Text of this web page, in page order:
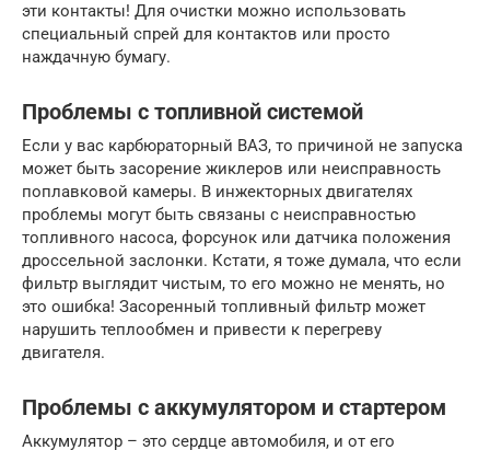
эти контакты! Для очистки можно использовать
специальный спрей для контактов или просто
наждачную бумагу.
Проблемы с топливной системой
Если у вас карбюраторный ВАЗ, то причиной не запуска
может быть засорение жиклеров или неисправность
поплавковой камеры. В инжекторных двигателях
проблемы могут быть связаны с неисправностью
топливного насоса, форсунок или датчика положения
дроссельной заслонки. Кстати, я тоже думала, что если
фильтр выглядит чистым, то его можно не менять, но
это ошибка! Засоренный топливный фильтр может
нарушить теплообмен и привести к перегреву
двигателя.
Проблемы с аккумулятором и стартером
Аккумулятор – это сердце автомобиля, и от его